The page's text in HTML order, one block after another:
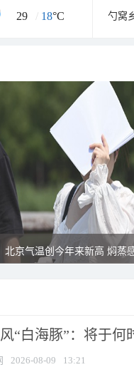
29 / 18°C 勺窝
北京气温创今年来新高 焖蒸
“白海豚”：将于
2026-08-09 13:21